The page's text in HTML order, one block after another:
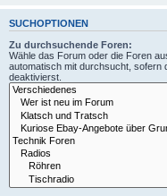
SUCHOPTIONEN
Zu durchsuchende Foren:
Wähle das Forum oder die Foren
automatisch mit durchsucht, sofern
deaktivierst.